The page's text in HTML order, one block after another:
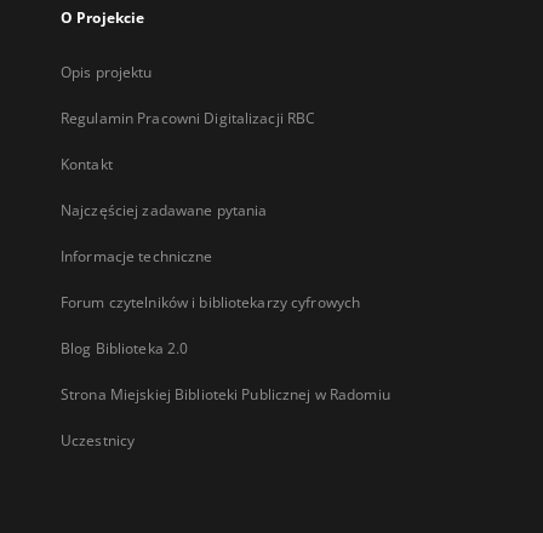
O Projekcie
Opis projektu
Regulamin Pracowni Digitalizacji RBC
Kontakt
Najczęściej zadawane pytania
Informacje techniczne
Forum czytelników i bibliotekarzy cyfrowych
Blog Biblioteka 2.0
Strona Miejskiej Biblioteki Publicznej w Radomiu
Uczestnicy